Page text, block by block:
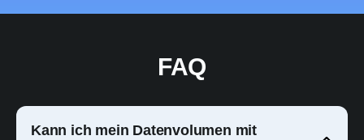
FAQ
Kann ich mein Datenvolumen mit